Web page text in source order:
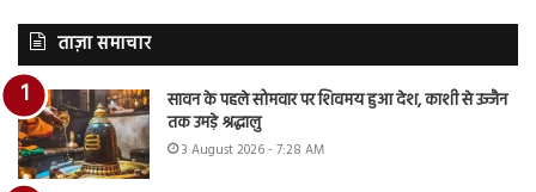
ताज़ा समाचार
सावन के पहले सोमवार पर शिवमय हुआ देश, काशी से उज्जैन
तक उमड़े श्रद्धालु
3 August 2026 - 7:28 AM